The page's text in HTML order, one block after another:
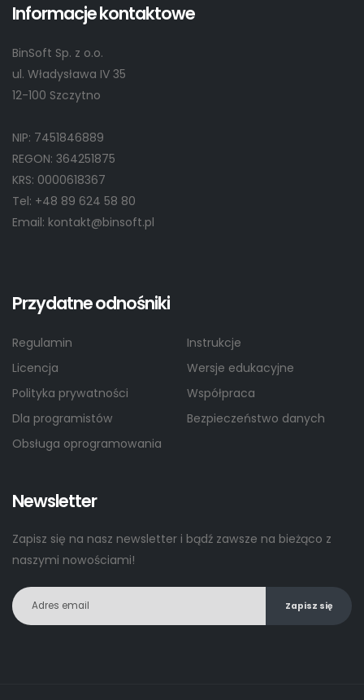
Informacje kontaktowe
BinSoft Sp. z o.o.
ul. Władysława IV 35
12-100 Szczytno
NIP: 7451846889
REGON: 364251875
KRS: 0000618367
Tel: +48 89 624 58 80
Email: kontakt@binsoft.pl
Przydatne odnośniki
Regulamin
Licencja
Polityka prywatności
Dla programistów
Obsługa oprogramowania
Instrukcje
Wersje edukacyjne
Współpraca
Bezpieczeństwo danych
Newsletter
Zapisz się na nasz newsletter i bądź zawsze na bieżąco z
naszymi nowościami!
Zapisz się